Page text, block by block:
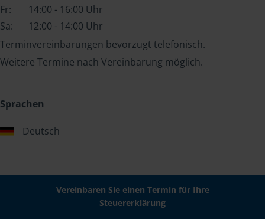
Fr:
14:00 - 16:00 Uhr
Sa:
12:00 - 14:00 Uhr
Terminvereinbarungen bevorzugt telefonisch.
Weitere Termine nach Vereinbarung möglich.
Sprachen
Deutsch
Vereinbaren Sie einen Termin für Ihre
Steuererklärung